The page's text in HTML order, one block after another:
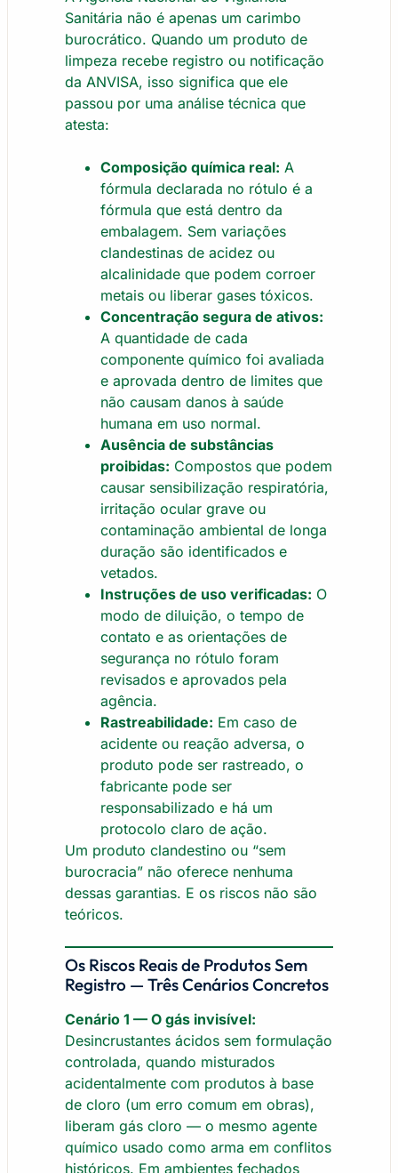
Sanitária não é apenas um carimbo
burocrático. Quando um produto de
limpeza recebe registro ou notificação
da ANVISA, isso significa que ele
passou por uma análise técnica que
atesta:
Composição química real: A
fórmula declarada no rótulo é a
fórmula que está dentro da
embalagem. Sem variações
clandestinas de acidez ou
alcalinidade que podem corroer
metais ou liberar gases tóxicos.
Concentração segura de ativos:
A quantidade de cada
componente químico foi avaliada
e aprovada dentro de limites que
não causam danos à saúde
humana em uso normal.
Ausência de substâncias
proibidas: Compostos que podem
causar sensibilização respiratória,
irritação ocular grave ou
contaminação ambiental de longa
duração são identificados e
vetados.
Instruções de uso verificadas: O
modo de diluição, o tempo de
contato e as orientações de
segurança no rótulo foram
revisados e aprovados pela
agência.
Rastreabilidade: Em caso de
acidente ou reação adversa, o
produto pode ser rastreado, o
fabricante pode ser
responsabilizado e há um
protocolo claro de ação.
Um produto clandestino ou “sem
burocracia” não oferece nenhuma
dessas garantias. E os riscos não são
teóricos.
Os Riscos Reais de Produtos Sem
Registro — Três Cenários Concretos
Cenário 1 — O gás invisível:
Desincrustantes ácidos sem formulação
controlada, quando misturados
acidentalmente com produtos à base
de cloro (um erro comum em obras),
liberam gás cloro — o mesmo agente
químico usado como arma em conflitos
históricos. Em ambientes fechados